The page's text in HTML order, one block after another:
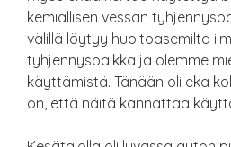
kemiallisen vessan
välillä löytyy huoltoasemilta
tyhjennyspaikka ja olemme
käyttämistä. Tänään oli eka
on, että näitä kannattaa